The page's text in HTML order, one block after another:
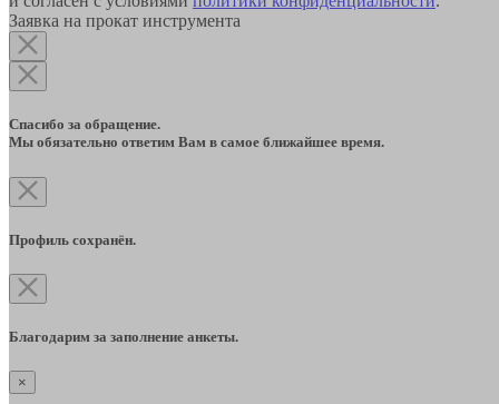
Заявка на прокат инструмента
Спасибо за обращение.
Мы обязательно ответим Вам в самое ближайшее время.
Профиль сохранён.
Благодарим за заполнение анкеты.
×